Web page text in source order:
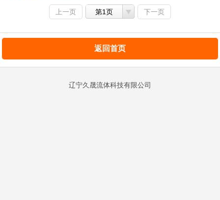
上一页 第1页 下一页
返回首页
辽宁久晟流体科技有限公司